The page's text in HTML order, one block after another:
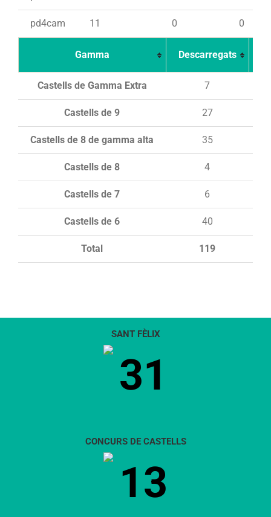
pd4cam 11 0 0
Gamma Descarregats
Total 119
Castells de Gamma Extra 7
Castells de 9 27
Castells de 8 de gamma alta 35
Castells de 8 4
Castells de 7 6
Castells de 6 40
SANT FÈLIX
31
CONCURS DE CASTELLS
13